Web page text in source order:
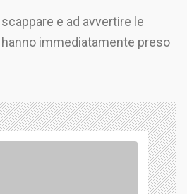
e ad avvertire le
immediatamente preso